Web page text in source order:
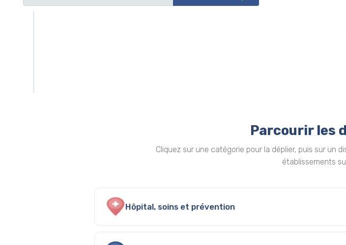
Parcourir les
Cliquez sur une catégorie pour la déplier, puis sur un
établissements
Hôpital, soins et prévention